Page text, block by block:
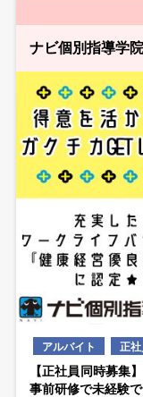
ナビ個別指導学
アルバイト 正社
【正社員同時募集
事前研修で未経験